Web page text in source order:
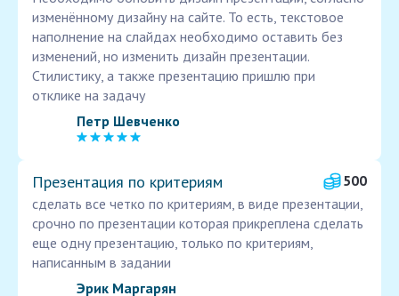
изменённому дизайну на сайте. То есть, текстовое
наполнение на слайдах необходимо оставить без
изменений, но изменить дизайн презентации.
Стилистику, а также презентацию пришлю при
отклике на задачу
Петр Шевченко
Презентация по критериям
500
сделать все четко по критериям, в виде презентации,
срочно по презентации которая прикреплена сделать
еще одну презентацию, только по критериям,
написанным в задании
Эрик Маргарян